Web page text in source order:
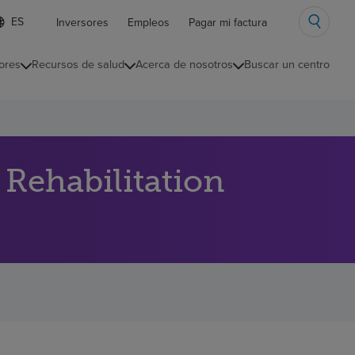
Inversores Empleos Pagar mi factura
Recursos de salud Acerca de nosotros Buscar un centro